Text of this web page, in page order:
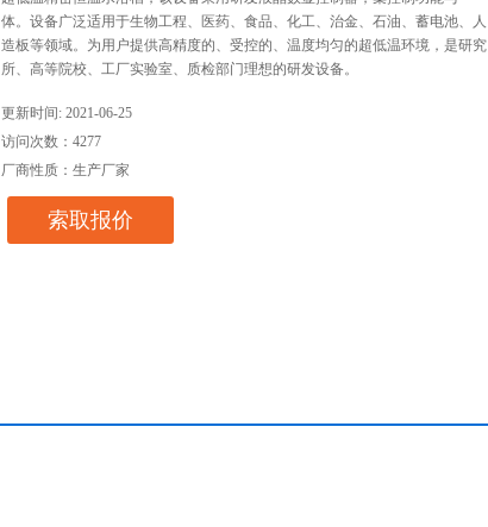
体。设备广泛适用于生物工程、医药、食品、化工、治金、石油、蓄电池、人
造板等领域。为用户提供高精度的、受控的、温度均匀的超低温环境，是研究
所、高等院校、工厂实验室、质检部门理想的研发设备。
更新时间: 2021-06-25
访问次数：4277
厂商性质：生产厂家
索取报价